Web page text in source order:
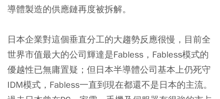
導體製造的供應鏈再度被拆解。
日本企業對這個垂直分工的大趨勢反應很慢，目前全
世界市值最大的公司輝達是Fabless，Fabless模式的
優越性已無庸置疑；但日本半導體公司基本上仍死守
IDM模式，Fabless一直到現在都還不是日本的主流。